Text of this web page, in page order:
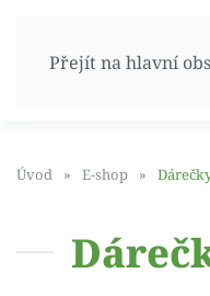
Přejít na hlavní
Úvod E-shop